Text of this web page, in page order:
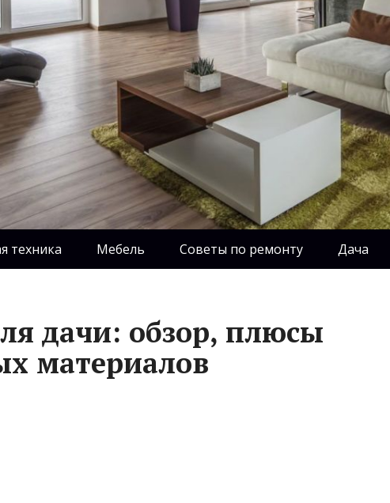
техника Мебель Советы по ремонту Дача
дачи: обзор, плюсы
материалов